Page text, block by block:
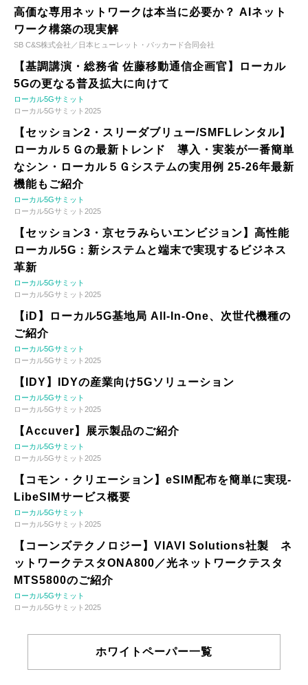
高価な専用ネットワークは本当に必要か？ AIネット
ワーク構築の現実解
SB C&S株式会社／日本ヒューレット・パッカード合同会社
【基調講演・総務省 佐藤移動通信企画官】ローカル
5Gの更なる普及拡大に向けて
ローカル5Gサミット
ローカル5Gサミット2025
【セッション2・スリーダブリュー/SMFLレンタル】
ローカル５Ｇの最新トレンド 導入・実装が一番簡単
なシン・ローカル５Ｇシステムの実用例 25-26年最新
機能もご紹介
ローカル5Gサミット
ローカル5Gサミット2025
【セッション3・京セラみらいエンビジョン】高性能
ローカル5G：新システムと端末で実現するビジネス
革新
ローカル5Gサミット
ローカル5Gサミット2025
【iD】ローカル5G基地局 All-In-One、次世代機種の
ご紹介
ローカル5Gサミット
ローカル5Gサミット2025
【IDY】IDYの産業向け5Gソリューション
ローカル5Gサミット
ローカル5Gサミット2025
【Accuver】展示製品のご紹介
ローカル5Gサミット
ローカル5Gサミット2025
【コモン・クリエーション】eSIM配布を簡単に実現-
LibeSIMサービス概要
ローカル5Gサミット
ローカル5Gサミット2025
【コーンズテクノロジー】VIAVI Solutions社製 ネ
ットワークテスタONA800／光ネットワークテスタ
MTS5800のご紹介
ローカル5Gサミット
ローカル5Gサミット2025
ホワイトペーパー一覧